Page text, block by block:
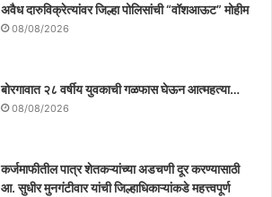
अवैध दारुविक्रेत्यांवर जिल्हा पोलिसांची “वॉशआऊट” मोहीम
08/08/2026
बोरगावात २८ वर्षीय युवकाची गळफास घेऊन आत्महत्या…
08/08/2026
कर्जमाफीतील पात्र शेतकऱ्यांच्या अडचणी दूर करण्यासाठी
आ. सुधीर मुनगंटीवार यांची जिल्हाधिकाऱ्यांकडे महत्त्वपूर्ण